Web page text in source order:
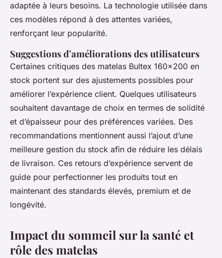
adaptée à leurs besoins. La technologie utilisée dans
ces modèles répond à des attentes variées,
renforçant leur popularité.
Suggestions d’améliorations des utilisateurs
Certaines critiques des matelas Bultex 160x200 en
stock portent sur des ajustements possibles pour
améliorer l’expérience client. Quelques utilisateurs
souhaitent davantage de choix en termes de solidité
et d’épaisseur pour des préférences variées. Des
recommandations mentionnent aussi l’ajout d’une
meilleure gestion du stock afin de réduire les délais
de livraison. Ces retours d’expérience servent de
guide pour perfectionner les produits tout en
maintenant des standards élevés, premium et de
longévité.
Impact du sommeil sur la santé et
rôle des matelas